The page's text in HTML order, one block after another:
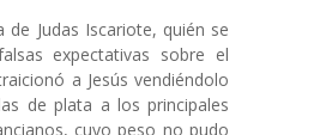
de Judas Iscariote, quién se
expectativas sobre el
a Jesús vendiéndolo
de plata a los principales
cuyo peso no pudo